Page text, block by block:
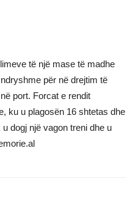
të një mase të madhe
për në drejtim të
port. Forcat e rendit
ku u plagosën 16 shtetas dhe
dogj një vagon treni dhe u